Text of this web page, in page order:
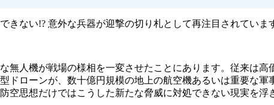
ない!? 意外な兵器が迎撃の切り札として再注目されていま
人機が戦場の様相を一変させたことにあります。従来は
ドローンが、数十億円規模の地上の航空機あるいは重要な
空思想だけではこうした新たな脅威に対処できない現実を浮